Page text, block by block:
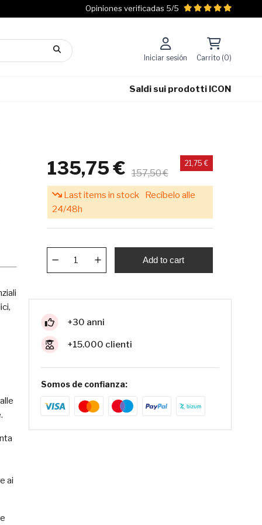
Opiniones verificadas 5/5
Iniciar sesión Carrito (0)
Saldi sui prodotti ICON
ai
135,75 € 157,50 €
21,75 €
Last items in stock
Recíbelo alle
24/48h
Add to cart
+30 anni
+15.000 clienti
Somos de confianza: